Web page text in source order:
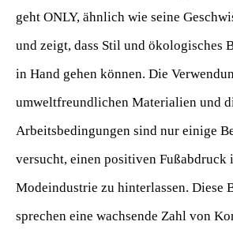
geht ONLY, ähnlich wie seine
und zeigt, dass Stil und ökologisches
in Hand gehen können. Die
umweltfreundlichen Materialien und
Arbeitsbedingungen sind nur einige
versucht, einen positiven Fußabdruck
Modeindustrie zu hinterlassen. Diese
sprechen eine wachsende Zahl von